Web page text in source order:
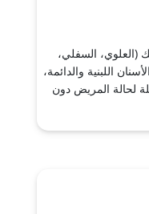
(العلوي، السفلي،
اللبنية والدائمة،
لحالة المريض دون